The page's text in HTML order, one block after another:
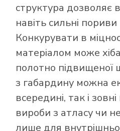
структура дозволяє
навіть сильні пориви
Конкурувати в
матеріалом може
полотно підвищеної
з габардину можна
всередині, так і
вироби з атласу чи
лише для